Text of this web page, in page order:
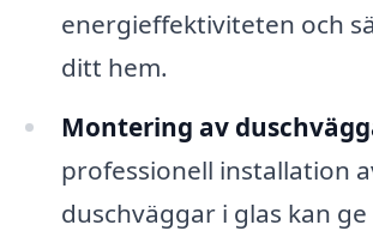
energieffektiviteten och
ditt hem.
Montering av
professionell installation
duschväggar i glas kan